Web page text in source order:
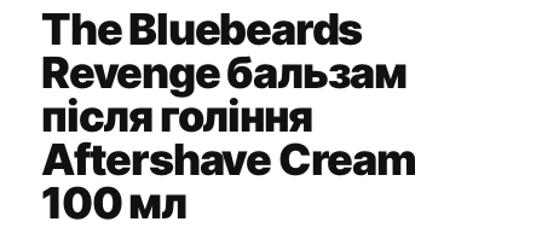
The Bluebeards
Revenge бальзам
після гоління
Aftershave Cream
100 мл